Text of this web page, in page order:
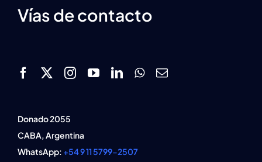
Vías de contacto
Donado 2055
CABA, Argentina
WhatsApp: +54 9 11 5799-2507